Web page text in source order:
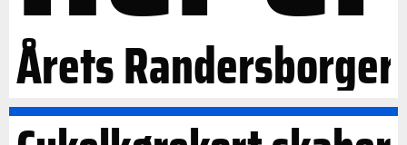
Årets Randersborger